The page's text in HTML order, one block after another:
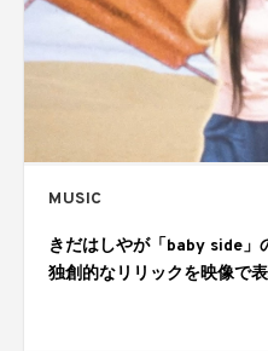
MUSIC
きだはしやが「baby side
独創的なリリックを映像で